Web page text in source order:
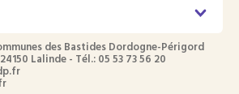
des Bastides Dordogne-Périgord
Lalinde - Tél.: 05 53 73 56 20